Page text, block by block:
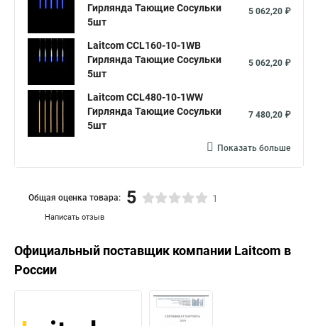
Гирлянда Тающие Сосульки
5шт
5 062,20 ₽
Laitcom CCL160-10-1WB
Гирлянда Тающие Сосульки
5шт
5 062,20 ₽
Laitcom CCL480-10-1WW
Гирлянда Тающие Сосульки
5шт
7 480,20 ₽
Показать больше
Написать отзыв
Общая оценка товара: 5 1
Официальный поставщик компании Laitcom в
России